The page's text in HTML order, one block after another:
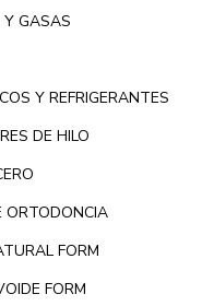
GASAS
Y REFRIGERANTES
DE HILO
ORTODONCIA
FORM
FORM